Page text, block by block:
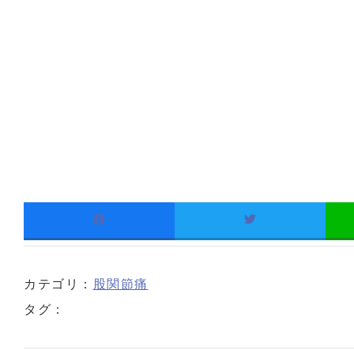
カテゴリ：
股関節痛
タグ：